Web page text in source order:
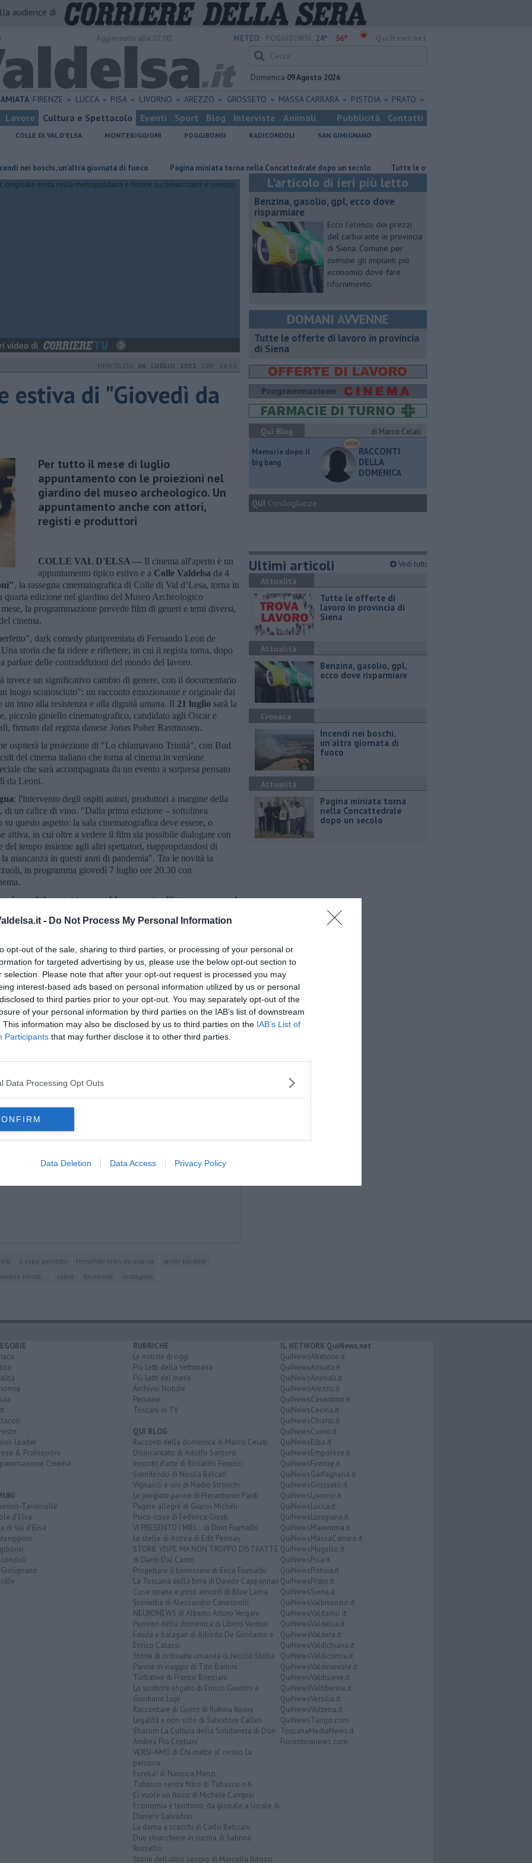
- Do Not Process My Personal Information
opt-out of the sale, sharing to third parties, or processing of your personal or
for targeted advertising by us, please use the below opt-out section to
selection. Please note that after your opt-out request is processed you may
interest-based ads based on personal information utilized by us or personal
to third parties prior to your opt-out. You may separately opt-out of the
of your personal information by third parties on the IAB’s list of downstream
This information may also be disclosed by us to third parties on the IAB’s List of
Participants that may further disclose it to other third parties.
Data Processing Opt Outs
Data Deletion Data Access Privacy Policy
audience di
METEO: 24° 36°
Domenica 09 Agosto 2026
AMIATA FIRENZE LUCCA PISA LIVORNO AREZZO GROSSETO MASSA CARRARA PISTOIA PRATO
Lavoro Cultura e Spettacolo Eventi Sport Blog Interviste Animali Pubblicità Contatti
COLLE DI VAL D'ELSA MONTERIGGIONI POGGIBONSI RADICONDOLI
SAN GIMIGNANO
un'altra giornata di fuoco Pagina miniata torna nella Concattedrale dopo un secolo ​Tutte le offerte di lavoro in provincia di Siena
MERCOLEDÌ 06 LUGLIO 2022 ORE 14:55
estiva di "Giovedì da
Per tutto il mese di luglio
appuntamento con le proiezioni nel
giardino del museo archeologico. Un
appuntamento anche con attori,
registi e produttori
COLLE VAL D'ELSA — Il cinema all'aperto è un
appuntamento tipico estivo e a Colle Valdelsa da 4
, la rassegna cinematografica di Colle di Val d’Lesa, torna in
quarta edizione nel giardino del Museo Archeologico
la programmazione prevede film di generi e temi diversi,
cinema.
dark comedy pluripremiata di Fernando Leon de
storia che fa ridere e riflettere, in cui il regista torna, dopo
parlare delle contraddizioni del mondo del lavoro.
invece un significativo cambio di genere, con il documentario
luogo sconosciuto": un racconto emozionante e originale dai
inno alla resistenza e alla dignità umana. Il 21 luglio sarà la
piccolo gioiello cinematografico, candidato agli Oscar e
firmato dal regista danese Jonas Poher Rasmussen.
ospiterà la proiezione di "Lo chiamavano Trinità", con Bud
del cinema italiano che torna al cinema in versione
che sarà accompagnata da un evento a sorpresa pensato
da Leoni.
: l'intervento degli ospiti autori, produttori a margine della
di un calice di vino. "Dalla prima edizione – sottolinea
questo aspetto: la sala cinematografica deve essere, o
attiva, in cui oltre a vedere il film sia possibile dialogare con
del tempo insieme agli altri spettatori, riappropriandosi di
mancanza in questi anni di pandemia". Tra le novità la
in programma giovedì 7 luglio ore 20.30 con
possibile acquistare unabbonamentoall'intera rassegna: 4
pagine social su Facebook e instagram.
iscriviti allaNewsletter QUInews - ToscanaMedia.
nella tua casella di posta.
il capo perfetto fernando león de aranoa
javier bardem
trinità... calice facebook instagram
L'articolo di ieri più letto
​Benzina, gasolio, gpl, ecco dove
risparmiare
Ecco l'elenco dei prezzi
del carburante in provincia
di Siena. Comune per
comune gli impianti più
economici dove fare
rifornimento.
DOMANI AVVENNE
​Tutte le offerte di lavoro in provincia
di Siena
Qui Blog
di Marco Celati
Memorie dopo il
big bang
RACCONTI
DELLA
DOMENICA
QUI Condoglianze
Ultimi articoli Vedi tutti
Attualità
​Tutte le offerte di
lavoro in provincia di
Siena
Attualità
​Benzina, gasolio, gpl,
ecco dove risparmiare
Cronaca
Incendi nei boschi,
un'altra giornata di
fuoco
Attualità
Pagina miniata torna
nella Concattedrale
dopo un secolo
Leader
& Professioni
Cinema
Tavarnelle
d'Elsa
di Val d'Elsa
Gimignano
RUBRICHE
Le notizie di oggi
Più Letti della settimana
Più Letti del mese
Archivio Notizie
Persone
Toscani in TV
QUI BLOG
Racconti della domenica di Marco Celati
Disincantato di Adolfo Santoro
Incontri d'arte di Riccardo Ferrucci
Sorridendo di Nicola Belcari
Vignaioli e vini di Nadio Stronchi
Le pregiate penne di Pierantonio Pardi
Pagine allegre di Gianni Micheli
Psico-cose di Federica Giusti
VI PRESENTO I MIEI... di Dino Fiumalbi
Le stelle di Astrea di Edit Permay
STORIE VISPE MA NON TROPPO DISTRATTE
di Dario Dal Canto
Progettare il benessere di Erica Fiumalbi
La Toscana della birra di Davide Cappannari
Cose strane e posti assurdi di Blue Lama
Storielba di Alessandro Canestrelli
NEURONEWS di Alberto Arturo Vergani
Pensieri della domenica di Libero Venturi
Fauda e balagan di Alfredo De Girolamo e
Enrico Catassi
Storie di ordinaria umanità di Nicolò Stella
Parole in viaggio di Tito Barbini
Turbative di Franco Bonciani
Lo scrittore sfigato di Enrico Guerrini e
Gordiano Lupi
Raccontare di Gusto di Rubina Rovini
Legalità e non solo di Salvatore Calleri
Shalom La Cultura della Solidarietà di Don
Andrea Pio Cristiani
VERSI-AMO di Chi mette al centro la
persona
Eureka! di Nausica Manzi
Tabasco senza filtro di Tabasco n.6
Ci vuole un fisico di Michele Campisi
Economia e territorio, da globale a locale di
Daniele Salvadori
La dama a scacchi di Carlo Belciani
Due chiacchiere in cucina di Sabrina
Rossello
Storie dell'altro secolo di Marcella Bitozzi
IL NETWORK QuiNews.net
QuiNewsAbetone.it
QuiNewsAmiata.it
QuiNewsAnimali.it
QuiNewsArezzo.it
QuiNewsCasentino.it
QuiNewsCecina.it
QuiNewsChianti.it
QuiNewsCuoio.it
QuiNewsElba.it
QuiNewsEmpolese.it
QuiNewsFirenze.it
QuiNewsGarfagnana.it
QuiNewsGrosseto.it
QuiNewsLivorno.it
QuiNewsLucca.it
QuiNewsLunigiana.it
QuiNewsMaremma.it
QuiNewsMassaCarrara.it
QuiNewsMugello.it
QuiNewsPisa.it
QuiNewsPistoia.it
QuiNewsPrato.it
QuiNewsSiena.it
QuiNewsValbisenzio.it
QuiNewsValdarno.it
QuiNewsValdelsa.it
QuiNewsValdera.it
QuiNewsValdichiana.it
QuiNewsValdicornia.it
QuiNewsValdinievole.it
QuiNewsValdisieve.it
QuiNewsValtiberina.it
QuiNewsVersilia.it
QuiNewsVolterra.it
QuiNewsTango.com
ToscanaMediaNews.it
Fiorentinanews.com